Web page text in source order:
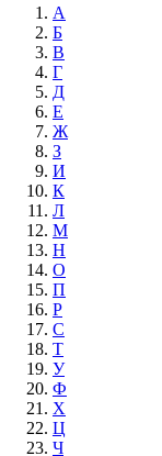
А
Б
В
Г
Д
Е
Ж
З
И
К
Л
М
Н
О
П
Р
С
Т
У
Ф
Х
Ц
Ч